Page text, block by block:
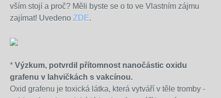
vším stojí a proč? Měli byste se o to ve Vlastním zájmu
zajímat! Uvedeno ZDE.
* Výzkum, potvrdil přítomnost nanočástic oxidu
grafenu v lahvičkách s vakcínou.
Oxid grafenu je toxická látka, která vytváří v těle tromby -